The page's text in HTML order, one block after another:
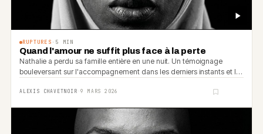
RUPTURES · 5 MIN
Quand l'amour ne suffit plus face à la perte
Nathalie a perdu sa famille entière en une nuit. Un témoignage
bouleversant sur l'accompagnement dans les derniers instants et la
ALEXIS CHAVETNOIR ·9 MARS 2026